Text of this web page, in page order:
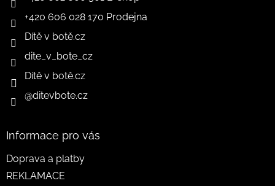
+420 606 028 170 Prodejna
Dítě v botě.cz
dite_v_bote_cz
Dítě v botě.cz
@ditevbote.cz
Informace pro vás
Doprava a platby
REKLAMACE